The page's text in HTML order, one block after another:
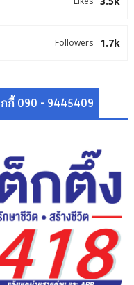
1.7k
Followers
090 - 9445409